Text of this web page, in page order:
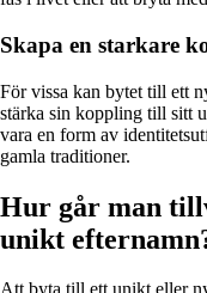
Skapa en starkare
För vissa kan bytet till ett
stärka sin koppling till sitt
vara en form av
gamla traditioner.
Hur går man
unikt